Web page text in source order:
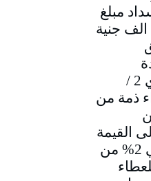
مبلغ
الف جنية
التسجيل من المسجل التجاري 2 /
إبراء ذمة من
القيمة
المضافة 6/ إرفاق تامين مبدئي 2% من